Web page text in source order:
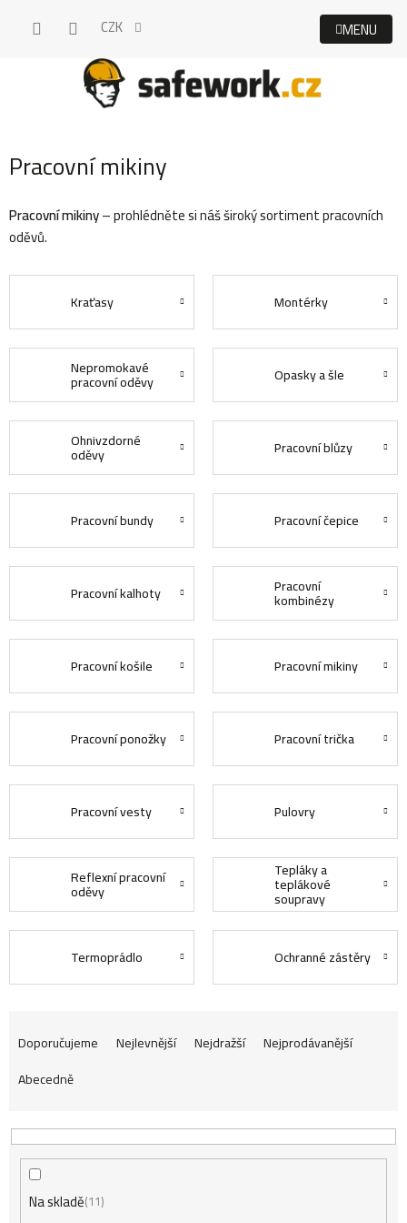
CZK
Pracovní mikiny
Pracovní mikiny– prohlédněte si náš širokýsortiment pracovních
oděvů.
Kraťasy Montérky
Nepromokavé
pracovní oděvy Opasky a šle
Ohnivzdorné
oděvy Pracovní blůzy
Pracovní bundy Pracovní čepice
Pracovní kalhoty Pracovní
kombinézy
Pracovní košile Pracovní mikiny
Pracovní ponožky Pracovní trička
Pracovní vesty Pulovry
Reflexní pracovní
oděvy
Tepláky a
teplákové
soupravy
Termoprádlo Ochranné zástěry
Ř
a
z
Doporučujeme Nejlevnější Nejdražší
Nejprodávanější
Abecedně
Na skladě 11